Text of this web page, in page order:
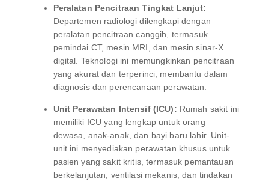
Peralatan Pencitraan Tingkat Lanjut:
Departemen radiologi dilengkapi dengan
peralatan pencitraan canggih, termasuk
pemindai CT, mesin MRI, dan mesin sinar-X
digital. Teknologi ini memungkinkan pencitraan
yang akurat dan terperinci, membantu dalam
diagnosis dan perencanaan perawatan.
Unit Perawatan Intensif (ICU): Rumah sakit ini
memiliki ICU yang lengkap untuk orang
dewasa, anak-anak, dan bayi baru lahir. Unit-
unit ini menyediakan perawatan khusus untuk
pasien yang sakit kritis, termasuk pemantauan
berkelanjutan, ventilasi mekanis, dan tindakan